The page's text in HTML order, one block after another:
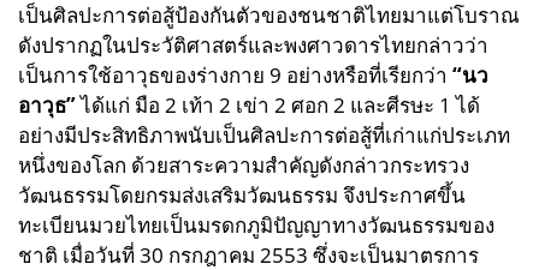
เป็นศิลปะการต่อสู้ป้องกันตัวของชนชาติไทยมาแต่โบราณ
ดังปรากฏในประวัติศาสตร์และพงศาวดารไทยกล่าวว่า
เป็นการใช้อาวุธของร่างกาย 9 อย่างหรือที่เรียกว่า “นว
อาวุธ”ได้แก่ มือ 2 เท้า 2 เข่า 2 ศอก 2 และศีรษะ 1 ได้
อย่างมีประสิทธิภาพนับเป็นศิลปะการต่อสู้ที่เก่าแก่ประเภท
หนึ่งของโลก ด้วยสาระความสำคัญดังกล่าวกระทรวง
วัฒนธรรมโดยกรมส่งเสริมวัฒนธรรม จึงประกาศขึ้น
ทะเบียนมวยไทยเป็นมรดกภูมิปัญญาทางวัฒนธรรมของ
ชาติ เมื่อวันที่ 30 กรกฎาคม 2553 ซึ่งจะเป็นมาตรการ